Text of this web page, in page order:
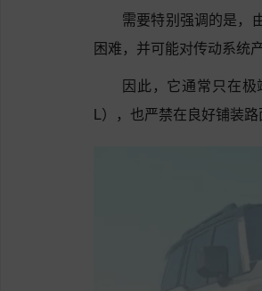
需要特别强调的是，
困难，并可能对传动系统
因此，它通常只在
L），也严禁在良好铺装